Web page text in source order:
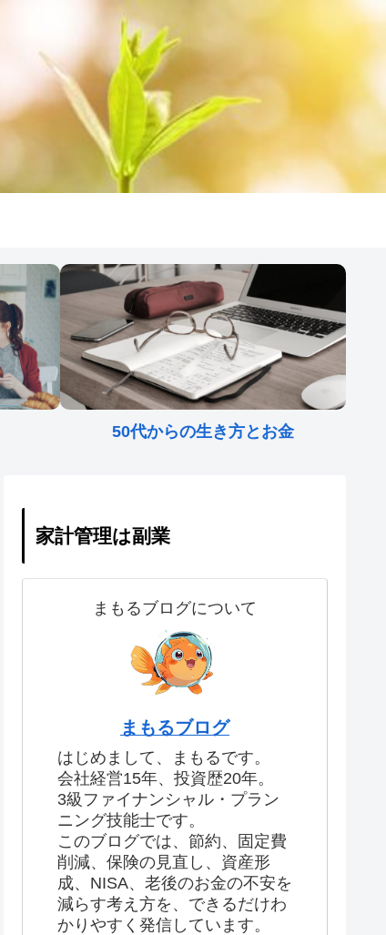
50代からの生き方とお金
家計管理は副業
まもるブログについて
まもるブログ
はじめまして、まもるです。
会社経営15年、投資歴20年。
3級ファイナンシャル・プラン
ニング技能士です。
このブログでは、節約、固定費
削減、保険の見直し、資産形
成、NISA、老後のお金の不安を
減らす考え方を、できるだけわ
かりやすく発信しています。